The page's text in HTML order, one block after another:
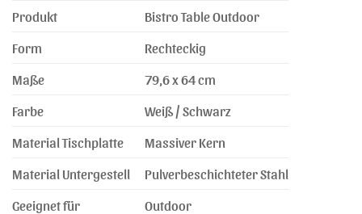
Produkt
Bistro Table Outdoor
Form
Rechteckig
Maße
79,6 x 64 cm
Farbe
Weiß / Schwarz
Material Tischplatte
Massiver Kern
Material Untergestell
Pulverbeschichteter Stahl
Geeignet für
Outdoor